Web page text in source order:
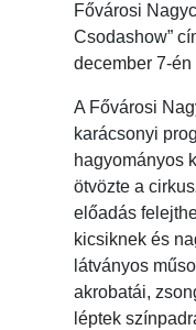
Fővárosi
Csodashow”
december 7-én
A Fővárosi
karácsonyi
hagyományos
ötvözte a
előadás
kicsiknek és
látványos
akrobatái,
léptek